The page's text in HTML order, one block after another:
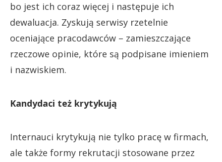
bo jest ich coraz więcej i następuje ich
dewaluacja. Zyskują serwisy rzetelnie
oceniające pracodawców – zamieszczające
rzeczowe opinie, które są podpisane imieniem
i nazwiskiem.
Kandydaci też krytykują
Internauci krytykują nie tylko pracę w firmach,
ale także formy rekrutacji stosowane przez